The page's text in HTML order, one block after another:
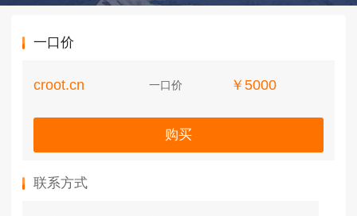
一口价
croot.cn 一口价 ￥5000
购买
联系方式